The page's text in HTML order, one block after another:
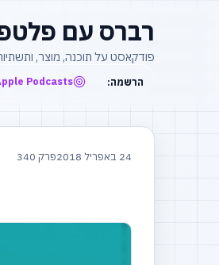
רברס עם
פודקאסט על תוכנה, מוצר,
הרשמה: Podcasts
24 באפריל 2018 פרק 340